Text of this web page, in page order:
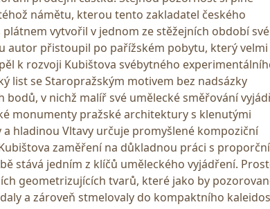
námětu, kterou tento zakladatel českého
vytvořil v jednom ze stěžejních období své
autor přistoupil po pařížském pobytu, který velmi
k rozvoji Kubištova svébytného
list se Staropražským motivem bez nadsázky
bodů, v nichž malíř své umělecké směřování
monumenty pražské architektury s klenutými
hladinou Vltavy určuje promyšlené kompoziční
zaměření na důkladnou práci s
stává jedním z klíčů uměleckého vyjádření.
geometrizujících tvarů, které jako by
a zároveň stmelovaly do kompaktního